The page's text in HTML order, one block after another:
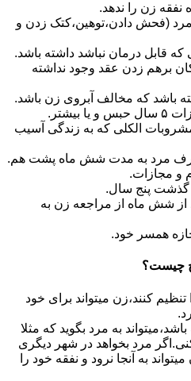
زن را ندهد.
مرد (فحش دادن،توهین،کتک زدن و
که قابل درمان نباشد داشته باشد.
برهم زدن عقد وجود نداشته
باشد که مخالف آبروی زن باشد.
مشروبات الکلی که به زندگی آسیب
مرد به مدت شش ماه پشت هم.
و مجازات.
گذشت پنج سال.
از شش ماه از مراجعه زن به
همسر خود.
چیست؟
کنند،زن میتواند برای خود
به مرد بگوید که مثلا
مرد بخواهد در شهر دیگری
به آنجا نرود و نفقه خود را